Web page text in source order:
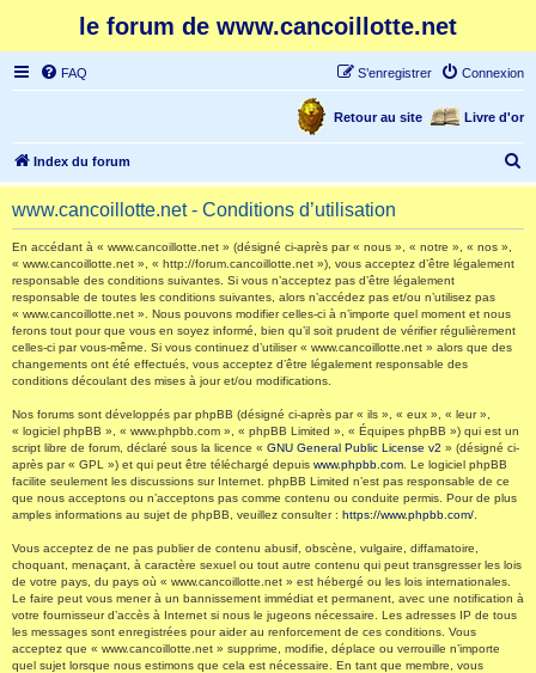
le forum de www.cancoillotte.net
FAQ Connexion
S’enregistrer
Livre d'or
Retour au site
Index du forum
e
www.cancoillotte.net - Conditions d’utilisation
En accédant à « www.cancoillotte.net » (désigné ci-après par « nous », « notre », « nos »,
« www.cancoillotte.net », « http://forum.cancoillotte.net »), vous acceptez d’être légalement
responsable des conditions suivantes. Si vous n’acceptez pas d’être légalement
responsable de toutes les conditions suivantes, alors n’accédez pas et/ou n’utilisez pas
« www.cancoillotte.net ». Nous pouvons modifier celles-ci à n’importe quel moment et nous
ferons tout pour que vous en soyez informé, bien qu’il soit prudent de vérifier régulièrement
celles-ci par vous-même. Si vous continuez d’utiliser « www.cancoillotte.net » alors que des
changements ont été effectués, vous acceptez d’être légalement responsable des
conditions découlant des mises à jour et/ou modifications.
Nos forums sont développés par phpBB (désigné ci-après par « ils », « eux », « leur »,
« logiciel phpBB », « www.phpbb.com », « phpBB Limited », « Équipes phpBB ») qui est un
script libre de forum, déclaré sous la licence « GNU General Public License v2 » (désigné ci-
après par « GPL ») et qui peut être téléchargé depuis www.phpbb.com . Le logiciel phpBB
facilite seulement les discussions sur Internet. phpBB Limited n’est pas responsable de ce
que nous acceptons ou n’acceptons pas comme contenu ou conduite permis. Pour de plus
amples informations au sujet de phpBB, veuillez consulter : https://www.phpbb.com/
Vous acceptez de ne pas publier de contenu abusif, obscène, vulgaire, diffamatoire,
choquant, menaçant, à caractère sexuel ou tout autre contenu qui peut transgresser les lois
de votre pays, du pays où « www.cancoillotte.net » est hébergé ou les lois internationales.
Le faire peut vous mener à un bannissement immédiat et permanent, avec une notification à
votre fournisseur d’accès à Internet si nous le jugeons nécessaire. Les adresses IP de tous
les messages sont enregistrées pour aider au renforcement de ces conditions. Vous
acceptez que « www.cancoillotte.net » supprime, modifie, déplace ou verrouille n’importe
quel sujet lorsque nous estimons que cela est nécessaire. En tant que membre, vous